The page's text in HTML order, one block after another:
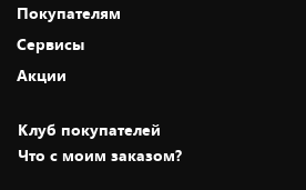
О нас
Адреса магазинов
Новости
Статьи и обзоры
Вакансии
Покупателям
Как сделать заказ
Оплата и доставка
Безналичный расчёт
Обмен и возврат товара
Сервисы
Установка техники
Для игровых консолей
Акции
Скидки и промокоды
Белорусские товары
Клуб покупателей
Что с моим заказом?